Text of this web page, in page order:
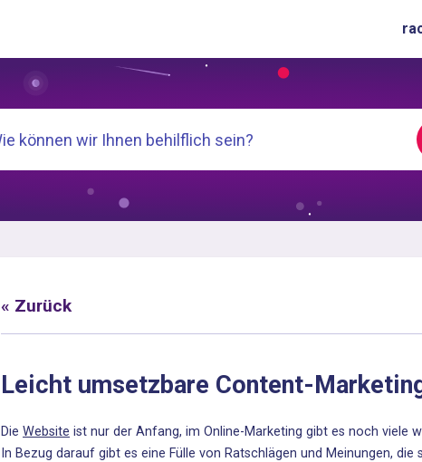
« Zurück
Leicht umsetzbare Content-
Die Website ist nur der Anfang, im Online-Marketing gibt es noch viele
In Bezug darauf gibt es eine Fülle von Ratschlägen und Meinungen,